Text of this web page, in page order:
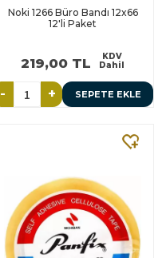
Noki 1266 Büro Bandı 12x66
12'li Paket
219,00 TL
KDV
Dahil
- + SEPETE EKLE